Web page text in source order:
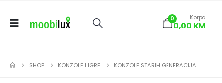
0 Korpa
0,00 KM
SHOP KONZOLE I IGRE KONZOLE STARIH GENERACIJA